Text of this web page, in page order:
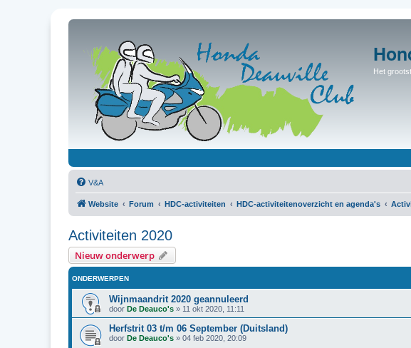
Het
V&A
Website Forum HDC-activiteiten HDC-activiteitenoverzicht en agenda's
Activiteiten 2020
Nieuw onderwerp
ONDERWERPEN
Wijnmaandrit 2020 geannuleerd
door De Deauco's » 11 okt 2020, 11:11
Herfstrit 03 t/m 06 September (Duitsland)
door De Deauco's » 04 feb 2020, 20:09